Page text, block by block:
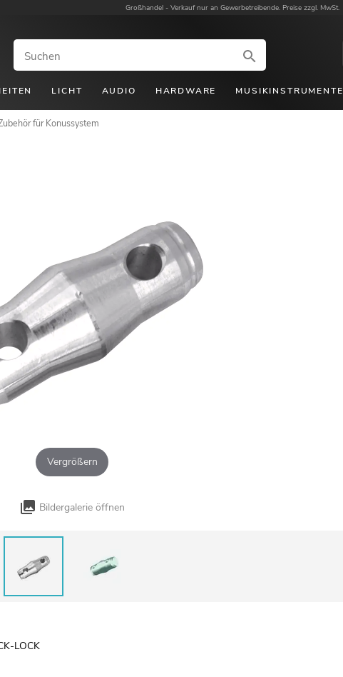
Großhandel - Verkauf nur an Gewerbetreibende. Preise zzgl. MwSt.
LICHT AUDIO HARDWARE MUSIKINSTRUMENTE
für Konussystem
Vergrößern
Bildergalerie öffnen
LOCK